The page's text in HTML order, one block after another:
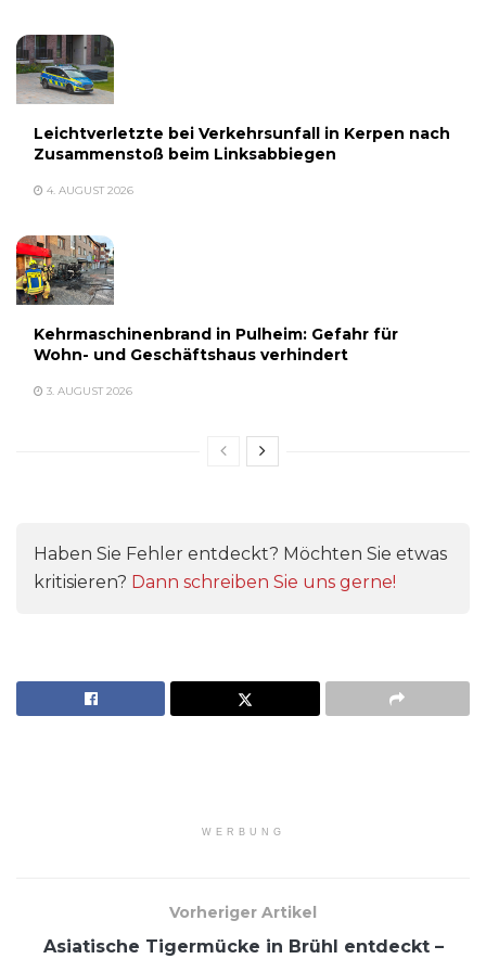
Leichtverletzte bei Verkehrsunfall in Kerpen nach
Zusammenstoß beim Linksabbiegen
4. AUGUST 2026
Kehrmaschinenbrand in Pulheim: Gefahr für
Wohn- und Geschäftshaus verhindert
3. AUGUST 2026
Haben Sie Fehler entdeckt? Möchten Sie etwas
kritisieren? Dann schreiben Sie uns gerne!
WERBUNG
Vorheriger Artikel
Asiatische Tigermücke in Brühl entdeckt –